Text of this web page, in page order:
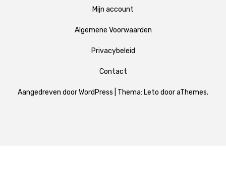
Mijn account
Algemene Voorwaarden
Privacybeleid
Contact
Aangedreven door WordPress Thema: Leto door aThemes.